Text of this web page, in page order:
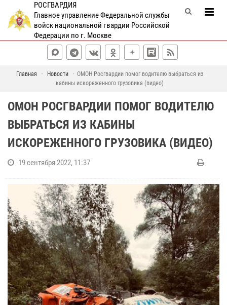
РОСГВАРДИЯ
Главное управление Федеральной службы
войск национальной гвардии Российской
Федерации по г. Москве
Главная Новости
ОМОН Росгвардии помог водителю выбраться из
кабины искореженного грузовика (видео)
ОМОН РОСГВАРДИИ ПОМОГ ВОДИТЕЛЮ
ВЫБРАТЬСЯ ИЗ КАБИНЫ
ИСКОРЕЖЕННОГО ГРУЗОВИКА (ВИДЕО)
19 сентября 2022, 11:37